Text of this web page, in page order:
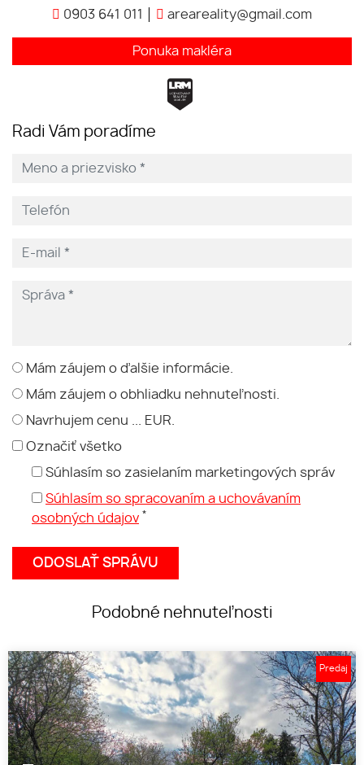
0903 641 011 areareality@gmail.com
Ponuka makléra
Radi Vám poradíme
Mám záujem o ďalšie informácie.
Mám záujem o obhliadku nehnuteľnosti.
Navrhujem cenu ... EUR.
Označiť všetko
Súhlasím so zasielaním marketingových správ
Súhlasím so spracovaním a uchovávaním
osobných údajov *
Podobné nehnuteľnosti
Predaj